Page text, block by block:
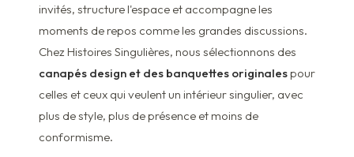
invités, structure l'espace et accompagne les
moments de repos comme les grandes discussions.
Chez Histoires Singulières, nous sélectionnons des
canapés design et des banquettes originalespour
celles et ceux qui veulent un intérieur singulier, avec
plus de style, plus de présence et moins de
conformisme.